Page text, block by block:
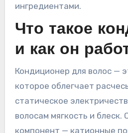
ингредиентами.
Что такое
и как он
Кондиционер для волос —
которое облегчает
статическое
волосам мягкость и блеск.
компонент — катионные